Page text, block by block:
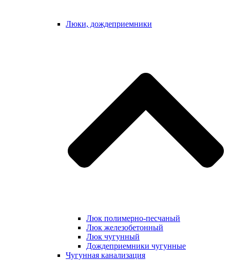
Люки, дождеприемники
Люк полимерно-песчаный
Люк железобетонный
Люк чугунный
Дождеприемники чугунные
Чугунная канализация